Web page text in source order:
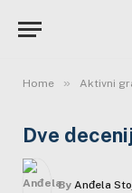
Home » Aktivni
Dve
By Anđela